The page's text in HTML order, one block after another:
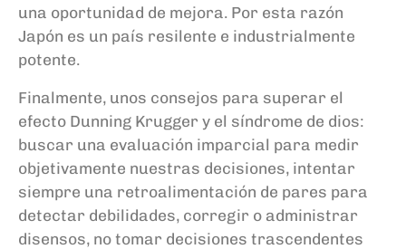
una oportunidad de mejora. Por esta razón
Japón es un país resilente e industrialmente
potente.
Finalmente, unos consejos para superar el
efecto Dunning Krugger y el síndrome de dios:
buscar una evaluación imparcial para medir
objetivamente nuestras decisiones, intentar
siempre una retroalimentación de pares para
detectar debilidades, corregir o administrar
disensos, no tomar decisiones trascendentes